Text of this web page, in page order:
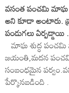
వసంత పంచమి మాఘ
అని కూడా అంటారు.
పండుగలు
మాఘ శుద్ధ పంచమి
జయంతి,మదన
సంబంధమైన
పేర్కొనబడింది .